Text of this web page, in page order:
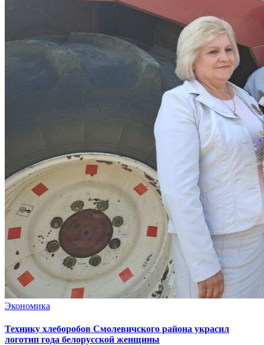
Экономика
Технику хлеборобов Смолевичского района украсил
логотип года белорусской женщины